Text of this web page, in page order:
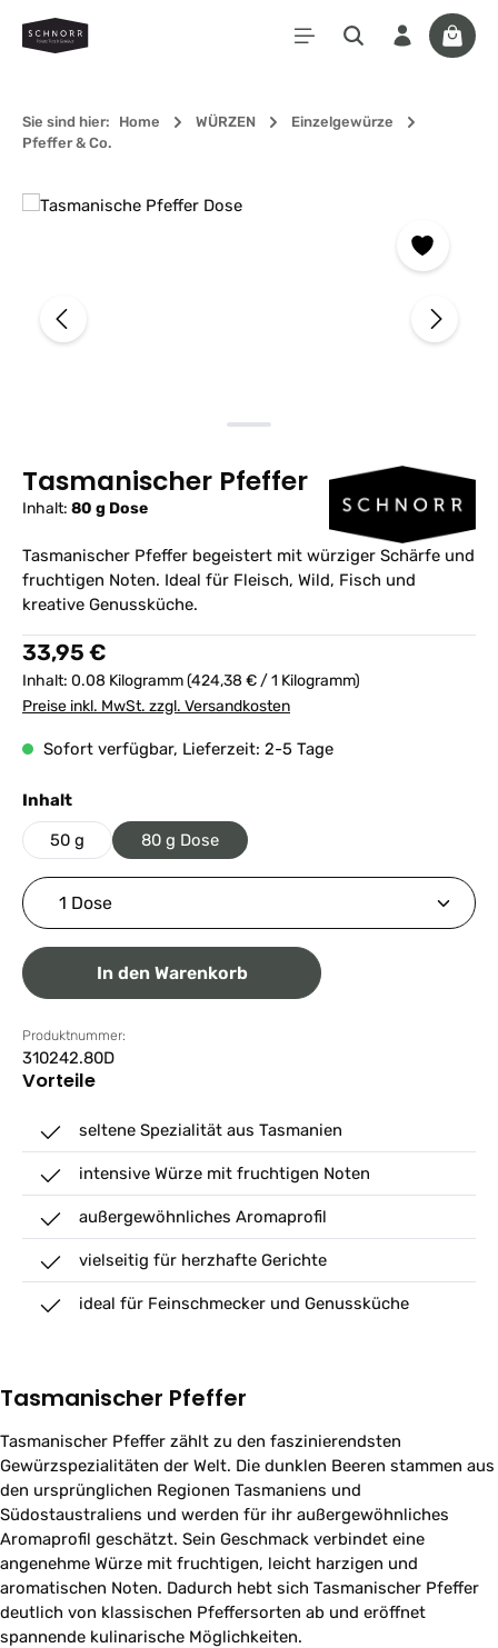
Zum Hauptinhalt springen
Sie sind hier: Home WÜRZEN
Einzelgewürze
Pfeffer & Co.
Bildergalerie überspringen
Tasmanischer Pfeffer
Inhalt: 80 g Dose
Tasmanischer Pfeffer begeistert mit würziger Schärfe und
fruchtigen Noten. Ideal für Fleisch, Wild, Fisch und
kreative Genussküche.
Regulärer Preis:
33,95 €
Inhalt: 0.08 Kilogramm(424,38 € / 1 Kilogramm)
Preise inkl. MwSt. zzgl. Versandkosten
Sofort verfügbar, Lieferzeit: 2-5 Tage
Inhaltauswählen
50 g 80 g Dose
Produkt Anzahl: Gib den gewünschten Wert ein
In den Warenkorb
Produktnummer:
310242.80D
Vorteile
seltene Spezialität aus Tasmanien
intensive Würze mit fruchtigen Noten
außergewöhnliches Aromaprofil
vielseitig für herzhafte Gerichte
ideal für Feinschmecker und Genussküche
Tasmanischer Pfeffer
Tasmanischer Pfeffer zählt zu den faszinierendsten
Gewürzspezialitäten der Welt. Die dunklen Beeren stammen aus
den ursprünglichen Regionen Tasmaniens und
Südostaustraliens und werden für ihr außergewöhnliches
Aromaprofil geschätzt. Sein Geschmack verbindet eine
angenehme Würze mit fruchtigen, leicht harzigen und
aromatischen Noten. Dadurch hebt sich Tasmanischer Pfeffer
deutlich von klassischen Pfeffersorten ab und eröffnet
spannende kulinarische Möglichkeiten.